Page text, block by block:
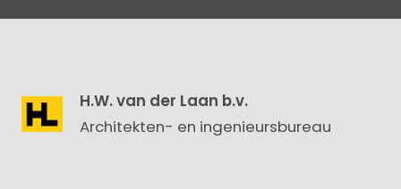
H.W. van der Laan b.v.
Architekten- en ingenieursbureau